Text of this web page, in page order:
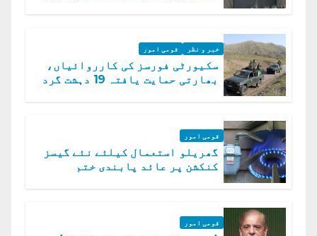
خبر و نظر قومی امور
سکیورٹی فورسز کی کارروائیاں،
بھارتی حمایت یافتہ 19 دہشت گرد
قومی امور
گھریلو استعمال کیلئے نئے گیسز
کنکشن پر عائد پابندی ختم
قومی امور